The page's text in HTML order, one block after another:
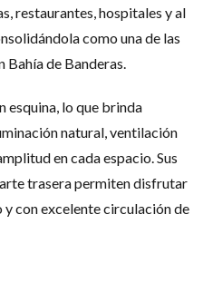
restaurantes, hospitales y al
como una de las
Bahía de Banderas.
esquina, lo que brinda
natural, ventilación
en cada espacio. Sus
trasera permiten disfrutar
y con excelente circulación de